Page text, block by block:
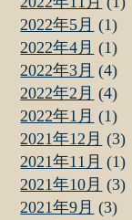
2022年5月 (1)
2022年4月 (1)
2022年3月 (4)
2022年2月 (4)
2022年1月 (1)
2021年12月 (3)
2021年11月 (1)
2021年10月 (3)
2021年9月 (3)